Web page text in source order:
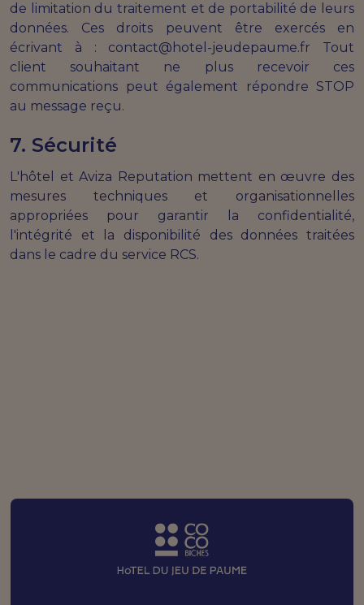
de limitation du traitement et de portabilité de leurs
données. Ces droits peuvent être exercés en
écrivant à : contact@hotel-jeudepaume.fr Tout
client souhaitant ne plus recevoir ces
communications peut également répondre STOP
au message reçu.
7. Sécurité
L'hôtel et Aviza Reputation mettent en œuvre des
mesures techniques et organisationnelles
appropriées pour garantir la confidentialité,
l'intégrité et la disponibilité des données traitées
dans le cadre du service RCS.